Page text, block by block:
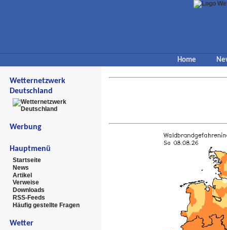
Home
Wetternetzwerk
Deutschland
Werbung
Hauptmenü
Startseite
News
Artikel
Verweise
Downloads
RSS-Feeds
Häufig gestellte Fragen
Wetter